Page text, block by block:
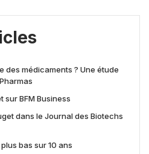
des médicaments ? Une étude
sur BFM Business
dans le Journal des Biotechs
bas sur 10 ans